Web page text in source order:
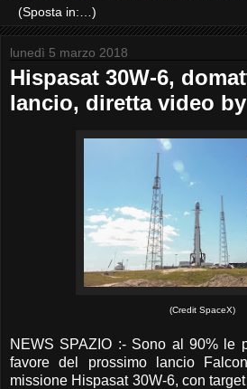
lunedì 5 marzo 2018
Hispasat 30W-6,
lancio, diretta video
(Credit SpaceX)
NEWS SPAZIO :- Sono al 90% le
favore del prossimo lancio
missione Hispasat 30W-6, con